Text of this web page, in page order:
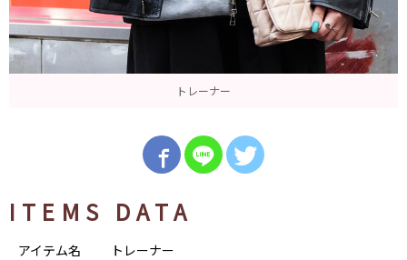
トレーナー
ITEMS DATA
アイテム名 トレーナー